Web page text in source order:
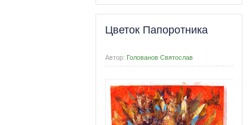
Цветок Папоротника
Автор: Голованов Святослав